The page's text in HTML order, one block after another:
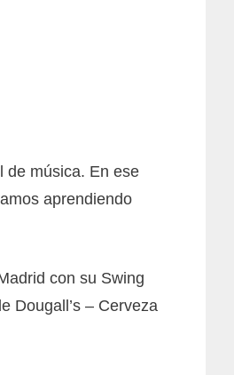
de música. En ese
aprendiendo
con su Swing
Dougall’s – Cerveza